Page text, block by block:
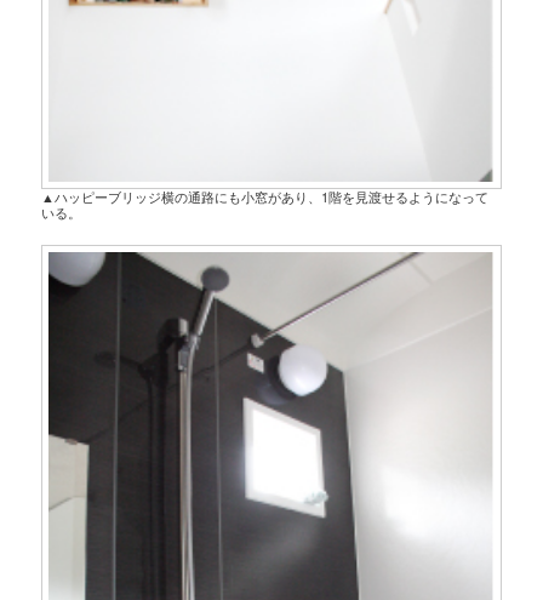
▲ハッピーブリッジ横の通路にも小窓があり、1階を見渡せるようになって
いる。